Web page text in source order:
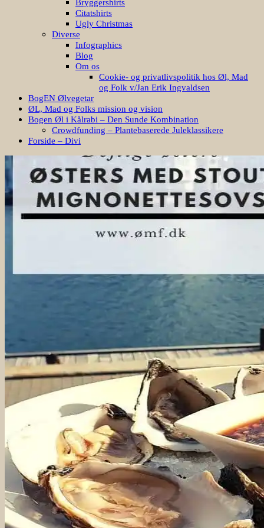
Bryggershirts
Citatshirts
Ugly Christmas
Diverse
Infographics
Blog
Om os
Cookie- og privatlivspolitik hos Øl, Mad
og Folk v/Jan Erik Ingvaldsen
BogEN Ølvegetar
ØL, Mad og Folks mission og vision
Bogen Øl i Kålrabi – Den Sunde Kombination
Crowdfunding – Plantebaserede Juleklassikere
Forside – Divi